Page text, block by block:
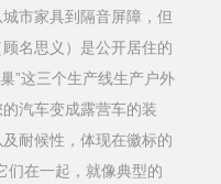
市家具到隔音屏障，但
名思义）是公开居住的
”这三个生产线生产户外
汽车变成露营车的装
耐候性，体现在徽标的
们在一起，就像典型的